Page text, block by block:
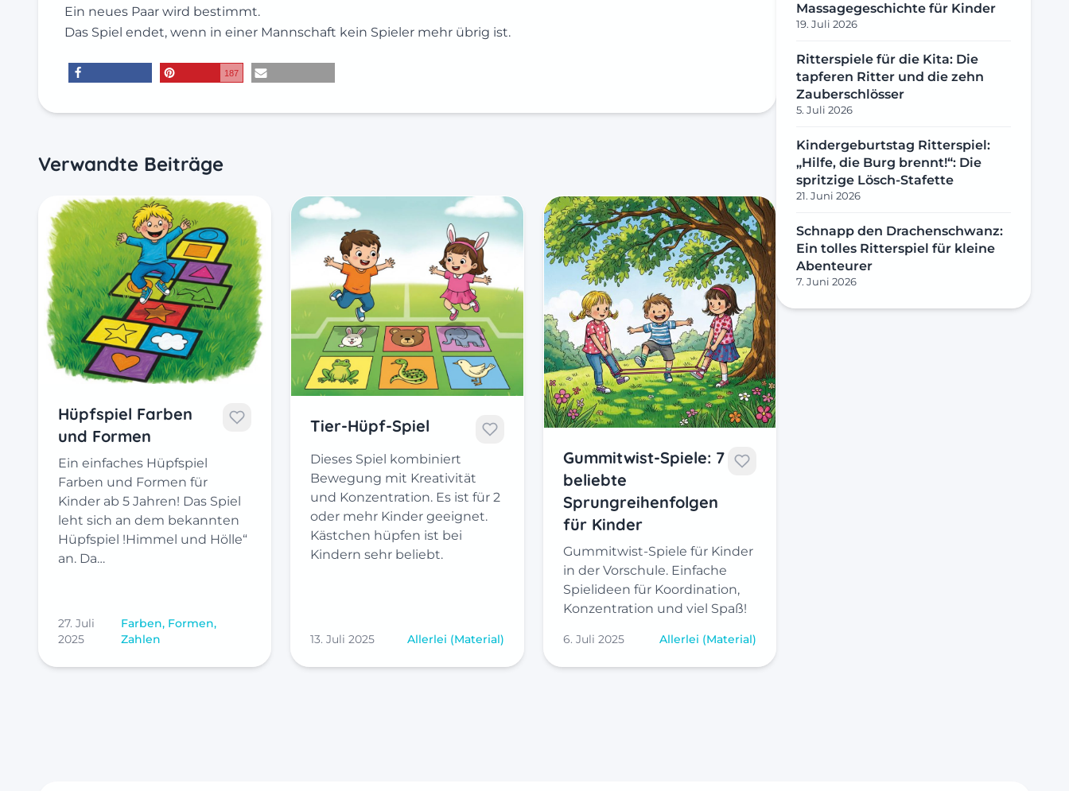
Ein neues Paar wird bestimmt.
Das Spiel endet, wenn in einer Mannschaft kein Spieler mehr übrig ist.
187
Verwandte Beiträge
Hüpfspiel Farben
und Formen
Ein einfaches Hüpfspiel
Farben und Formen für
Kinder ab 5 Jahren! Das Spiel
leht sich an dem bekannten
Hüpfspiel !Himmel und Hölle“
an. Da…
27. Juli
2025
Farben, Formen,
Zahlen
Tier-Hüpf-Spiel
Dieses Spiel kombiniert
Bewegung mit Kreativität
und Konzentration. Es ist für 2
oder mehr Kinder geeignet.
Kästchen hüpfen ist bei
Kindern sehr beliebt.
13. Juli 2025 Allerlei (Material)
Gummitwist-Spiele: 7
beliebte
Sprungreihenfolgen
für Kinder
Gummitwist-Spiele für Kinder
in der Vorschule. Einfache
Spielideen für Koordination,
Konzentration und viel Spaß!
6. Juli 2025 Allerlei (Material)
Massagegeschichte für Kinder
19. Juli 2026
Ritterspiele für die Kita: Die
tapferen Ritter und die zehn
Zauberschlösser
5. Juli 2026
Kindergeburtstag Ritterspiel:
„Hilfe, die Burg brennt!“: Die
spritzige Lösch-Stafette
21. Juni 2026
Schnapp den Drachenschwanz:
Ein tolles Ritterspiel für kleine
Abenteurer
7. Juni 2026